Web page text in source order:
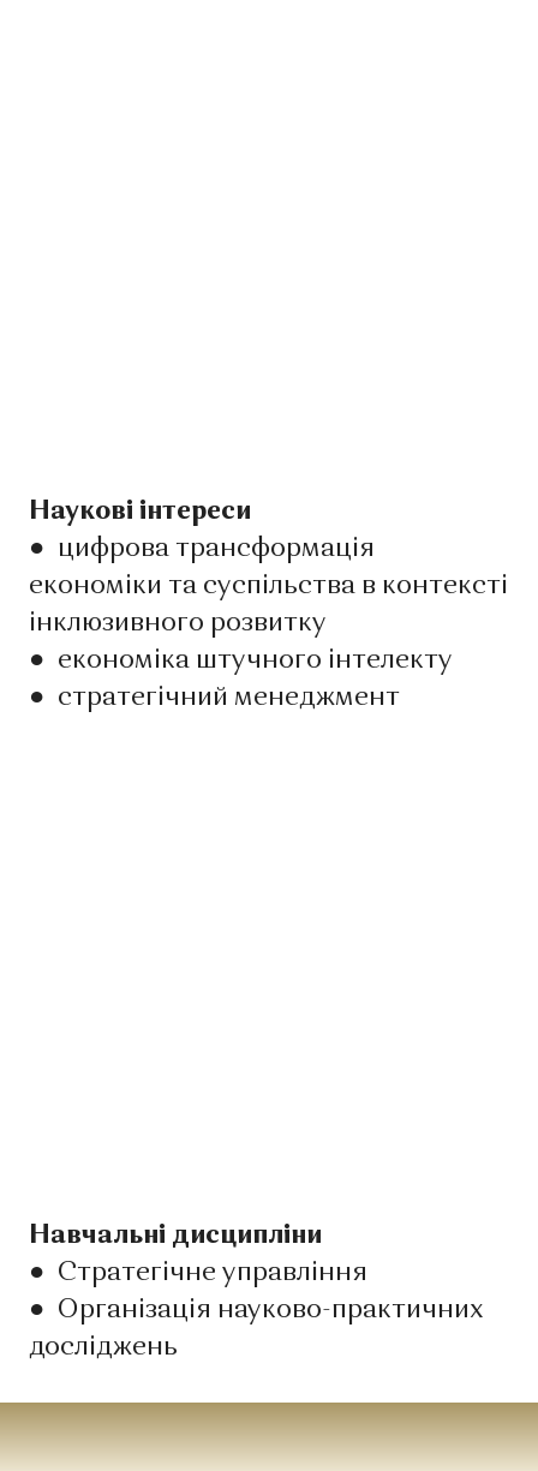
Наукові інтереси
● цифрова трансформація
економіки та суспільства в контексті
інклюзивного розвитку
● економіка штучного інтелекту
● стратегічний менеджмент
Навчальні дисципліни
● Стратегічне управління
● Організація науково-практичних
досліджень